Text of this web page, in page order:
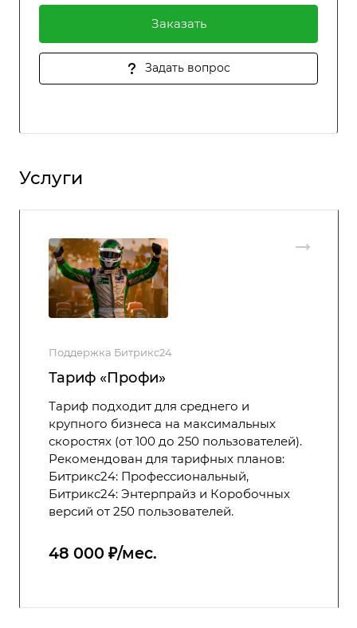
Заказать
Задать вопрос
Услуги
Поддержка Битрикс24
Тариф «Профи»
Тариф подходит для среднего и
крупного бизнеса на максимальных
скоростях (от 100 до 250 пользователей).
Рекомендован для тарифных планов:
Битрикс24: Профессиональный,
Битрикс24: Энтерпрайз и Коробочных
версий от 250 пользователей.
48 000 ₽/мес.